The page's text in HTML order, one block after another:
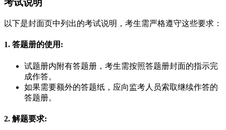
考试说明
以下是封面页中列出的考试说明，考生需严格遵守这些要求：
1. 答题册的使用 :
试题册内附有答题册，考生需按照答题册封面的指示完
成作答。
如果需要额外的答题纸，应向监考人员索取继续作答的
答题册。
2. 解题要求: